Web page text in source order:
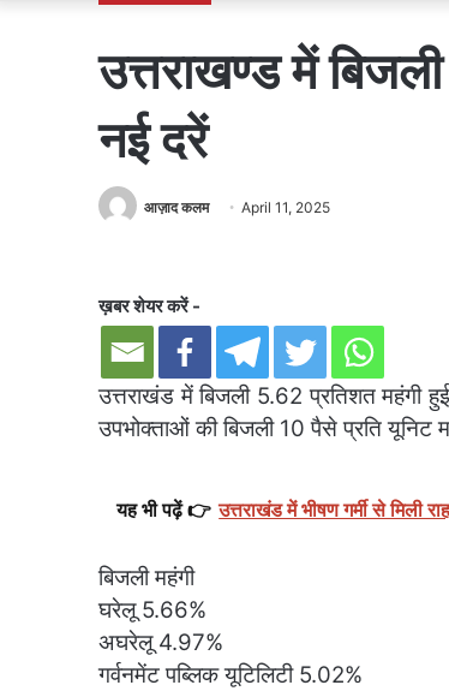
उत्तराखण्ड में
नई दरें
आज़ाद कलम April 11, 2025
ख़बर शेयर करें -
उत्तराखंड में बिजली 5.62 प्रतिशत महंगी
उपभोक्ताओं की बिजली 10 पैसे प्रति यूनिट
यह भी पढ़ें 👉 उत्तराखंड में भीषण गर्मी से मिली
बिजली महंगी
घरेलू 5.66%
अघरेलू 4.97%
गर्वनमेंट पब्लिक यूटिलिटी 5.02%